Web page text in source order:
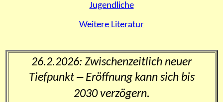
Jugendliche
Weitere Literatur
26.2.2026: Zwischenzeitlich neuer
Tiefpunkt – Eröffnung kann sich bis
2030 verzögern.